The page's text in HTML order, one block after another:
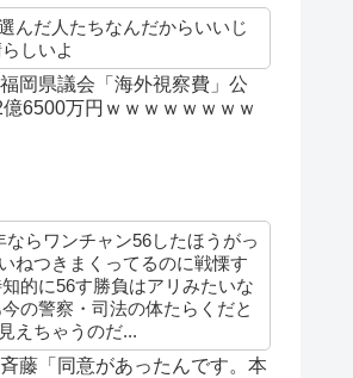
んだ人たちなんだからいいじ
しいよ
岡県議会「海外視察費」公
6500万円ｗｗｗｗｗｗｗｗ
ならワンチャン56したほうがっ
ねつきまくってるのに戦慄す
的に56す勝負はアリみたいな
の警察・司法の体たらくだと
えちゃうのだ...
藤「同意があったんです。本